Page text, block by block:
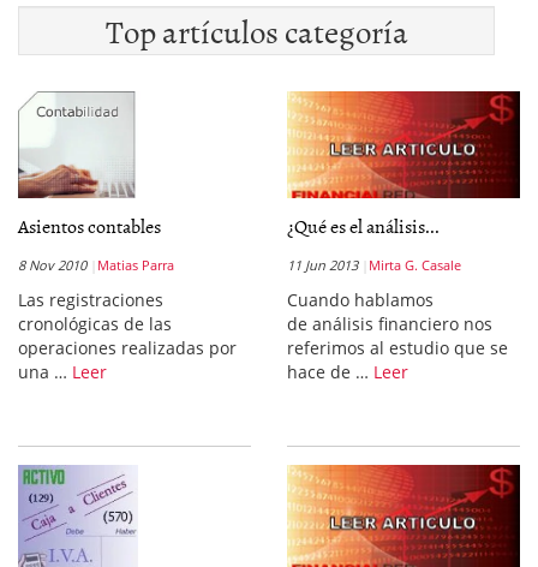
Top artículos categoría
Asientos contables
8 Nov 2010 Matias Parra
Las registraciones
cronológicas de las
operaciones realizadas por
una … Leer
¿Qué es el análisis...
11 Jun 2013 Mirta G. Casale
Cuando hablamos
de análisis financiero nos
referimos al estudio que se
hace de … Leer